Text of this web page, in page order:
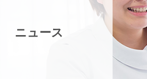
ニュース